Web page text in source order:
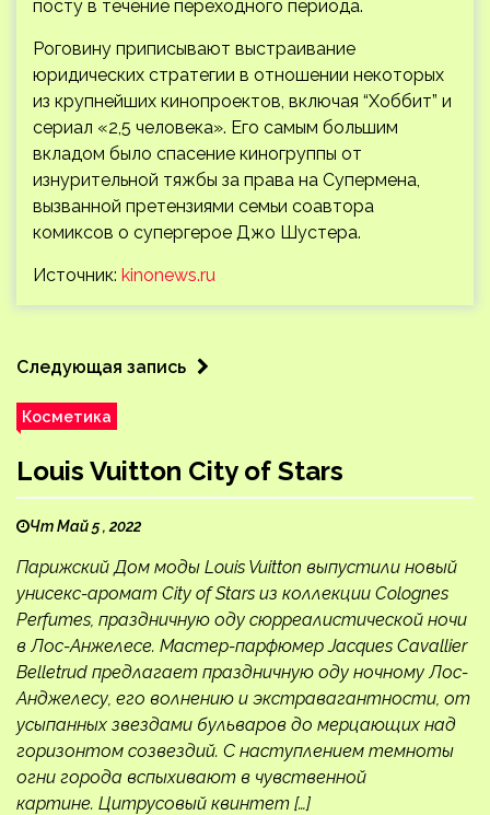
посту в течение переходного периода.
Роговину приписывают выстраивание
юридических стратегии в отношении некоторых
из крупнейших кинопроектов, включая “Хоббит” и
сериал «2,5 человека». Его самым большим
вкладом было спасение киногруппы от
изнурительной тяжбы за права на Супермена,
вызванной претензиями семьи соавтора
комиксов о супергерое Джо Шустера.
Источник: kinonews.ru
Следующая запись
Косметика
Louis Vuitton City of Stars
Чт Май 5 , 2022
Парижский Дом моды Louis Vuitton выпустили новый
унисекс-аромат City of Stars из коллекции Colognes
Perfumes, праздничную оду сюрреалистической ночи
в Лос-Анжелесе. Мастер-парфюмер Jacques Cavallier
Belletrud предлагает праздничную оду ночному Лос-
Анджелесу, его волнению и экстравагантности, от
усыпанных звездами бульваров до мерцающих над
горизонтом созвездий. С наступлением темноты
огни города вспыхивают в чувственной
картине. Цитрусовый квинтет […]